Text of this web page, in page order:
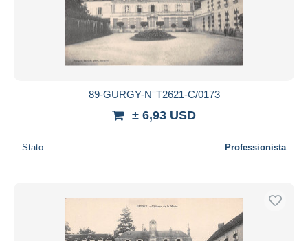
89-GURGY-N°T2621-C/0173
± 6,93 USD
Stato Professionista